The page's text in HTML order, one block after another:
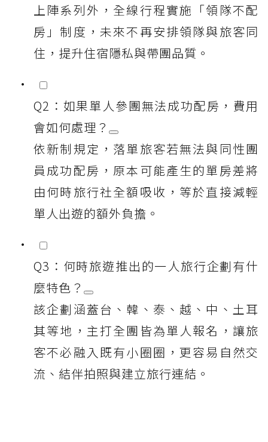
上陣系列外，全線行程實施「領隊不配
房」制度，未來不再安排領隊與旅客同
住，提升住宿隱私與帶團品質。
Q2：如果單人參團無法成功配房，費用
會如何處理？
依新制規定，落單旅客若無法與同性團
員成功配房，原本可能產生的單房差將
由何時旅行社全額吸收，等於直接減輕
單人出遊的額外負擔。
Q3：何時旅遊推出的一人旅行企劃有什
麼特色？
該企劃涵蓋台、韓、泰、越、中、土耳
其等地，主打全團皆為單人報名，讓旅
客不必融入既有小圈圈，更容易自然交
流、結伴拍照與建立旅行連結。